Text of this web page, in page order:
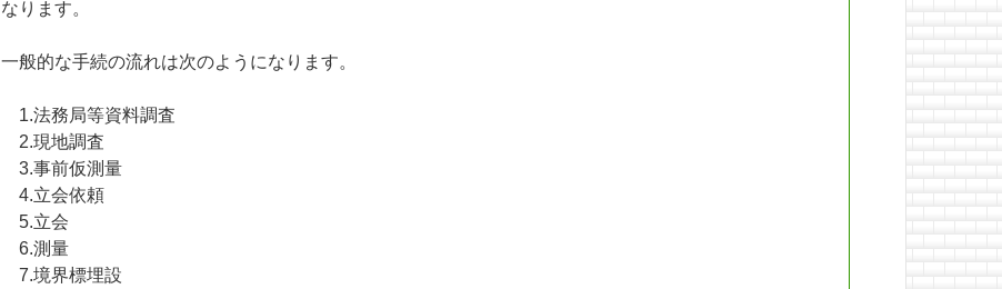
なります。
一般的な手続の流れは次のようになります。
1.法務局等資料調査
2.現地調査
3.事前仮測量
4.立会依頼
5.立会
6.測量
7.境界標埋設